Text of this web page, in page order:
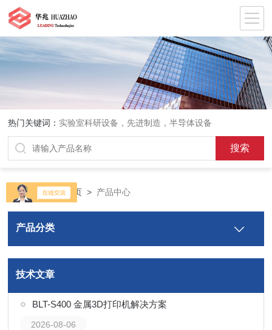
热门关键词： 实验室科研设备，先进制造，半导体设备
当前位置：首页 > 产品中心
产品分类
技术文章
BLT-S400 金属3D打印机解决方案
2026-08-06